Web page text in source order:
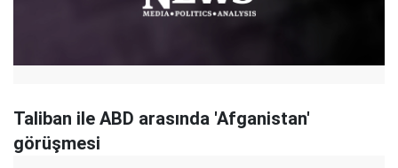
Taliban ile ABD arasında 'Afganistan'
görüşmesi